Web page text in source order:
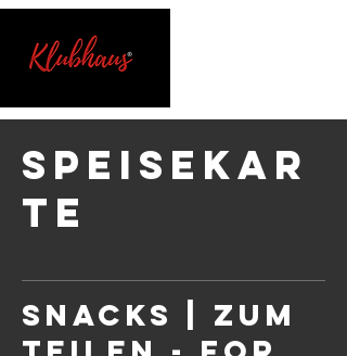
SPEISEKAR
TE
SNACKS | ZUM